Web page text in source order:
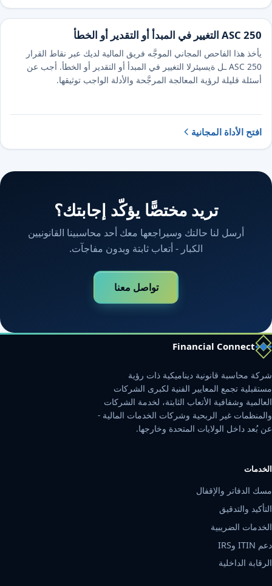
يأخذ هذا الفاحص المجاني الموجَّه فريق المالية لديك عبر نقاط القرار
الرئيسية لـ ⁦ASC ⁦250⁩⁩ التغيير في المبدأ أو التقدير أو الخطأ. أجب عن
أسئلة قليلة لرؤية المعالجة المرجَّحة والأدلة الواجب توثيقها.
افتح الأداة المجانية
تريد مختصًّا يؤكّد إجابتك؟
أرسل لنا حالتك وسيراجعها معك أحد محاسبينا القانونيين
الكبار - أتعاب ثابتة وبدون مفاجآت.
تواصل معنا
Financial Connect
شركة محاسبة قانونية ديناميكية ذات رؤية
مستقبلية تجمع المعايير الفنية لكبرى الشركات
العالمية وشفافية الأتعاب الثابتة، لخدمة الشركات
والمنظمات غير الربحية وشركات الخدمات المالية -
عن بُعد داخل الولايات المتحدة وخارجها.
الخدمات
مسك الدفاتر والإقفال
التأكيد والتدقيق
الخدمات الضريبية
دعم ITIN وIRS
الرقابة الداخلية